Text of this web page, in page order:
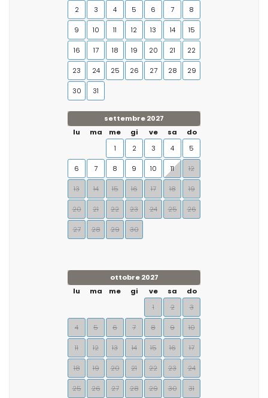
2 3 4 5 6 7 8
9 10 11 12 13 14 15
16 17 18 19 20 21 22
23 24 25 26 27 28 29
30 31
settembre 2027
lu
ma me gi ve sa
do
1
2 3 4 5
6 7 8 9 10 11 12
13 14 15 16 17 18 19
20 21 22 23 24 25 26
27 28 29 30
ottobre 2027
lu
ma me gi ve sa
do
1
2 3
4 5 6 7 8 9 10
11 12 13 14 15 16 17
18 19 20 21 22 23 24
25 26 27 28 29 30 31